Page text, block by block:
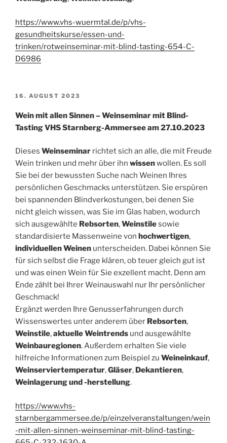
https://www.vhs-wuermtal.de/p/vhs-
gesundheitskurse/essen-und-
trinken/rotweinseminar-mit-blind-tasting-654-C-
D6986
VERÖFFENTLICHT
16. AUGUST 2023
Wein mit allen Sinnen – Weinseminar mit Blind-
Tasting VHS Starnberg-Ammersee am 27.10.2023
Dieses Weinseminar richtet sich an alle, die mit Freude
Wein trinken und mehr über ihn wissenwollen. Es soll
Sie bei der bewussten Suche nach Weinen Ihres
persönlichen Geschmacks unterstützen. Sie erspüren
bei spannenden Blindverkostungen, bei denen Sie
nicht gleich wissen, was Sie im Glas haben, wodurch
sich ausgewählte Rebsorten,Weinstilesowie
standardisierte Massenweine von hochwertigen,
individuellen Weinen unterscheiden. Dabei können Sie
für sich selbst die Frage klären, ob teuer gleich gut ist
und was einen Wein für Sie exzellent macht. Denn am
Ende zählt bei Ihrer Weinauswahl nur Ihr persönlicher
Geschmack!
Ergänzt werden Ihre Genusserfahrungen durch
Wissenswertes unter anderem über Rebsorten,
Weinstile,aktuelle Weintrends und ausgewählte
Weinbauregionen. Außerdem erhalten Sie viele
hilfreiche Informationen zum Beispiel zu Weineinkauf,
Weinserviertemperatur,Gläser, Dekantieren,
Weinlagerung und -herstellung.
https://www.vhs-
starnbergammersee.de/p/einzelveranstaltungen/wein
-mit-allen-sinnen-weinseminar-mit-blind-tasting-